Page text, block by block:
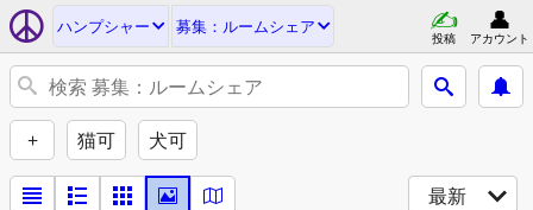
ハンプシャー 募集：ルームシェア
投稿 アカウント
+ 猫可 犬可
最新